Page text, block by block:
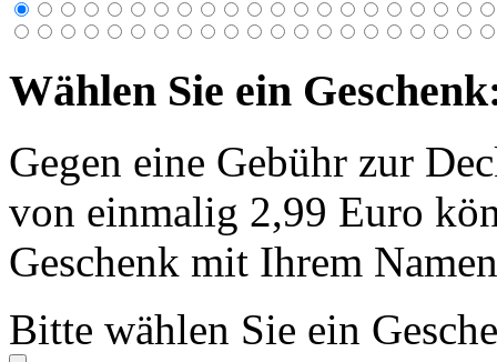
Wählen Sie ein
Gegen eine Gebühr zur
von einmalig 2,99 Euro
Geschenk mit Ihrem
Bitte wählen Sie ein